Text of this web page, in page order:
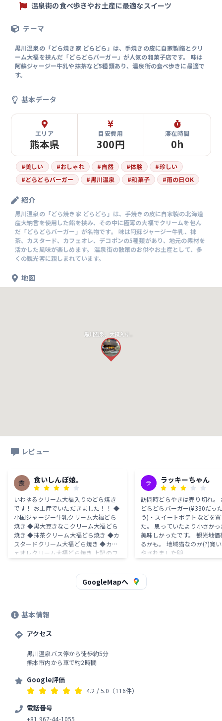
温泉街の食べ歩きやお土産に最適なスイーツ
テーマ
黒川温泉の「どら焼き家 どらどら」は、手焼きの皮に自家製餡とクリ
ーム大福を挟んだ「どらどらバーガー」が人気の和菓子店です。 味は
阿蘇ジャージー牛乳や抹茶など5種類あり、温泉街の食べ歩きに最適で
す。
基本データ
エリア
熊本県
目安費用
300円
滞在時間
0h
#美しい #おしゃれ #自然 #体験 #珍しい
#どらどらバーガー #黒川温泉 #和菓子 #雨の日OK
紹介
黒川温泉の「どら焼き家 どらどら」は、手焼きの皮に自家製の北海道
産大納言を使用した餡を挟み、その中に極薄の大福でクリームを包ん
だ「どらどらバーガー」が名物です。 味は阿蘇ジャージー牛乳、抹
茶、カスタード、カフェオレ、デコポンの5種類があり、地元の素材を
活かした風味が楽しめます。 温泉街の散策のお供やお土産として、多
くの観光客に親しまれています。
地図
レビュー
食 食いしんぼ娘。
いわゆるクリーム大福入りのどら焼き
です！ お土産でいただきました！！ ◆
小国ジャージー牛乳クリーム大福どら
焼き ◆黒大豆きなこクリーム大福どら
焼き ◆抹茶クリーム大福どら焼き ◆カ
スタードクリーム大福どら焼き ◆カフ
ェオレクリーム大福どら焼き 上記のフ
かふかのどら焼き生地、 ほどよい甘さ
のあんこ 各フレーバーのクリーム大福
個人的に1番好きだったのは、 濃厚さ
今回、お土産でいただきましたが 自分
子でした！
ラ ラッキーちゃん
訪問時どらやきは売り切れ。
どらどらバーガー(¥330だっ
う)・スイートポテトなどを
た。 思っていたより小さか
美味しかったです。 観光地
るかも。 地域猫なのか(?)寛
やされました😺
GoogleMapへ
基本情報
アクセス
黒川温泉バス停から徒歩約5分
熊本市内から車で約2時間
Google評価
4.2 / 5.0 （116件）
電話番号
+81 967-44-1055